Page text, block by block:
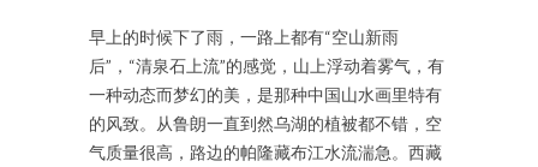
早上的时候下了雨，一路上都有“空山新雨
后”，“清泉石上流”的感觉，山上浮动着雾气，有
一种动态而梦幻的美，是那种中国山水画里特有
的风致。从鲁朗一直到然乌湖的植被都不错，空
气质量很高，路边的帕隆藏布江水流湍急。西藏